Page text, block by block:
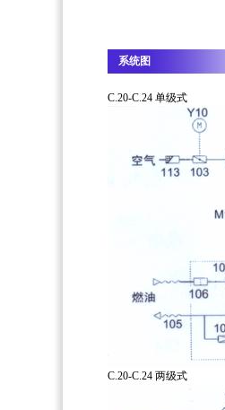
系统图
C.20-C.24 单级式
C.20-C.24 两级式